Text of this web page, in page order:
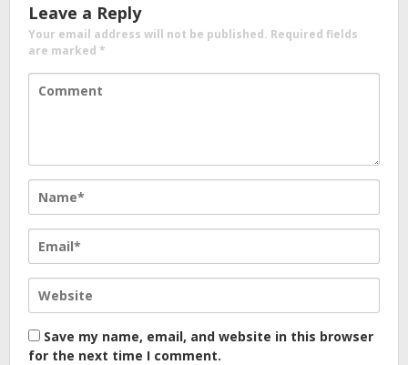
Leave a Reply
Your email address will not be published. Required fields
are marked *
Save my name, email, and website in this browser
for the next time I comment.